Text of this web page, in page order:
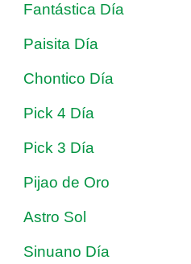
Fantástica Día
Paisita Día
Chontico Día
Pick 4 Día
Pick 3 Día
Pijao de Oro
Astro Sol
Sinuano Día